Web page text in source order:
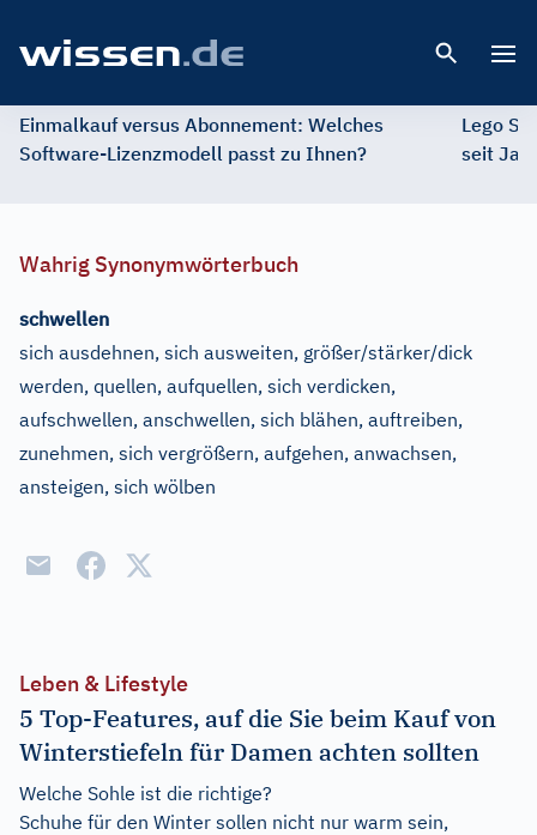
Einmalkauf versus Abonnement: Welches
Software-Lizenzmodell passt zu Ihnen?
Lego
seit
Wahrig Synonymwörterbuch
schwellen
sich ausdehnen, sich ausweiten, größer/stärker/dick
werden, quellen, aufquellen, sich verdicken,
aufschwellen, anschwellen, sich blähen, auftreiben,
zunehmen, sich vergrößern, aufgehen, anwachsen,
ansteigen, sich wölben
Leben & Lifestyle
5 Top-Features, auf die Sie beim Kauf von
Winterstiefeln für Damen achten sollten
Welche Sohle ist die richtige?
Schuhe für den Winter sollen nicht nur warm sein,